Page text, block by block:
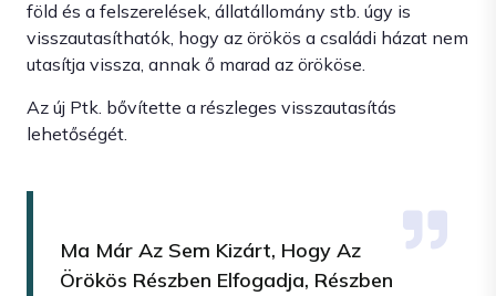
föld és a felszerelések, állatállomány stb. úgy is
visszautasíthatók, hogy az örökös a családi házat nem
utasítja vissza, annak ő marad az örököse.
Az új Ptk. bővítette a részleges visszautasítás
lehetőségét.
Ma Már Az Sem Kizárt, Hogy Az
Örökös Részben Elfogadja, Részben